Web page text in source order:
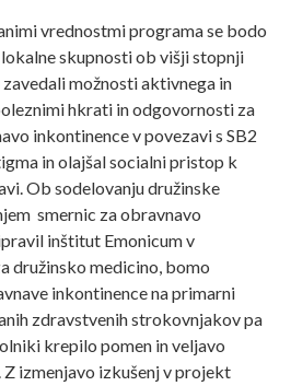
vrednostmi programa se bodo
skupnosti ob višji stopnji
možnosti aktivnega in
hkrati in odgovornosti za
inkontinence v povezavi s SB2
in olajšal socialni pristop k
Ob sodelovanju družinske
smernic za obravnavo
inštitut Emonicum v
družinsko medicino, bomo
inkontinence na primarni
zdravstvenih strokovnjakov pa
krepilo pomen in veljavo
izmenjavo izkušenj v projekt